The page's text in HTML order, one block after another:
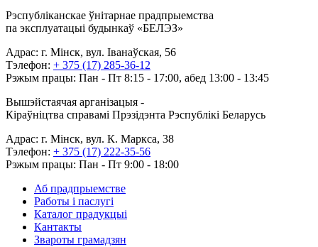
Рэспубліканскае ўнітарнае прадпрыемства
па эксплуатацыі будынкаў «БЕЛЭЗ»
Адрас: г. Мінск, вул. Іванаўская, 56
Тэлефон: + 375 (17) 285-36-12
Рэжым працы: Пан - Пт 8:15 - 17:00, абед 13:00 - 13:45
Вышэйстаячая арганізацыя -
Кіраўніцтва справамі Прэзідэнта Рэспублікі Беларусь
Адрас: г. Мінск, вул. К. Маркса, 38
Тэлефон: + 375 (17) 222-35-56
Рэжым працы: Пан - Пт 9:00 - 18:00
Аб прадпрыемстве
Работы і паслугі
Каталог прадукцыі
Кантакты
Звароты грамадзян